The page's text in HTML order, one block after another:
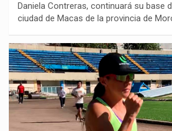
Daniela Contreras, continuará su base
ciudad de Macas de la provincia de